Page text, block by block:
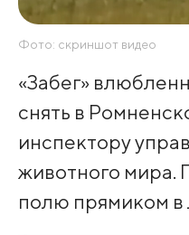
Фото: скриншот видео
«Забег»
снять в
инспектору
животного мира.
полю прямиком в